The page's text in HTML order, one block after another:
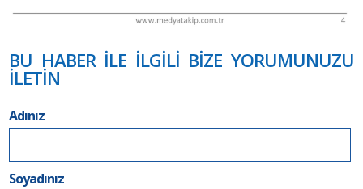
BU HABER İLE İLGİLİ BİZE YORUMUNUZU
İLETİN
Adınız
Soyadınız